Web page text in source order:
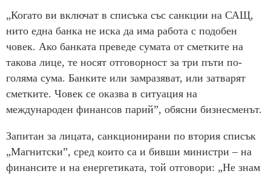
„Когато ви включат в списъка със санкции на САЩ,
нито една банка не иска да има работа с подобен
човек. Ако банката преведе сумата от сметките на
такова лице, те носят отговорност за три пъти по-
голяма сума. Банките или замразяват, или затварят
сметките. Човек се оказва в ситуация на
международен финансов парий”, обясни бизнесменът.
Запитан за лицата, санкционирани по втория списък
„Магнитски”, сред които са и бивши министри – на
финансите и на енергетиката, той отговори: „Не знам